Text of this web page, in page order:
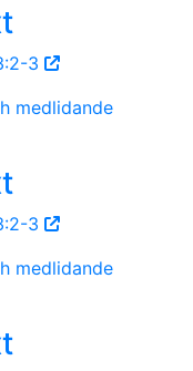
3
medlidande
3
medlidande